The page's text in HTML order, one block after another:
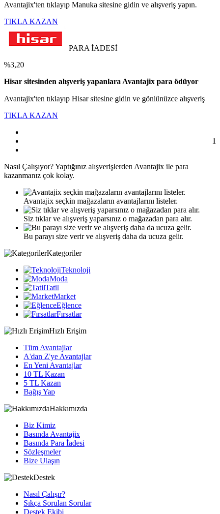
Avantajix'ten tıklayıp Manuka sitesine gidin ve alışveriş yapın.
TIKLA KAZAN
PARA İADESİ
%3,20
Hisar sitesinden alışveriş yapanlara Avantajix para ödüyor
Avantajix'ten tıklayıp Hisar sitesine gidin ve gönlünüzce alışveriş
TIKLA KAZAN
1
Nasıl Çalışıyor?Yaptığınız alışverişlerden Avantajix ile para
kazanmanız çok kolay.
Avantajix seçkin mağazaların avantajlarını listeler.
Siz tıklar ve alışveriş yaparsınız o mağazadan para alır.
Bu parayı size verir ve alışveriş daha da ucuza gelir.
Kategoriler
Teknoloji
Moda
Tatil
Market
Eğlence
Fırsatlar
Hızlı Erişim
Tüm Avantajlar
A'dan Z'ye Avantajlar
En Yeni Avantajlar
10 TL Kazan
5 TL Kazan
Bağış Yap
Hakkımızda
Biz Kimiz
Basında Avantajix
Basında Para İadesi
Sözleşmeler
Bize Ulaşın
Destek
Nasıl Çalışır?
Sıkça Sorulan Sorular
Destek Ekibi